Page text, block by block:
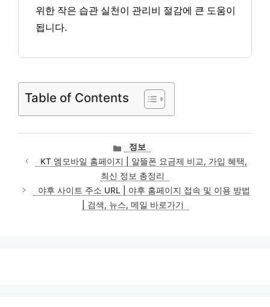
위한 작은 습관 실천이 관리비 절감에 큰 도움이
됩니다.
Table of Contents
카
테
고
리
정보
KT 엠모바일 홈페이지 | 알뜰폰 요금제 비교, 가입 혜택,
최신 정보 총정리
야후 사이트 주소 URL | 야후 홈페이지 접속 및 이용 방법
| 검색, 뉴스, 메일 바로가기